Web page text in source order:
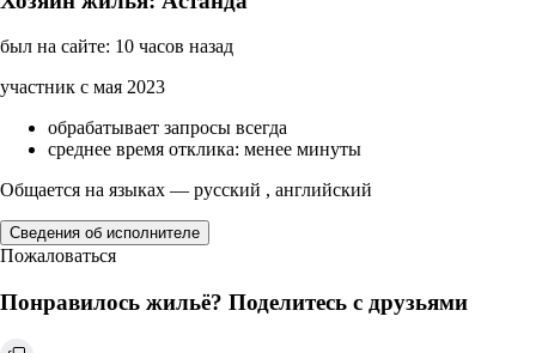
был на сайте: 10 часов назад
участник с мая 2023
обрабатывает запросы всегда
среднее время отклика: менее минуты
Общается на языках — русский , английский
Сведения об исполнителе
Пожаловаться
Понравилось жильё? Поделитесь с друзьями